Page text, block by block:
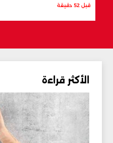
قبل 52 دقيقة
الأكثر قراءة